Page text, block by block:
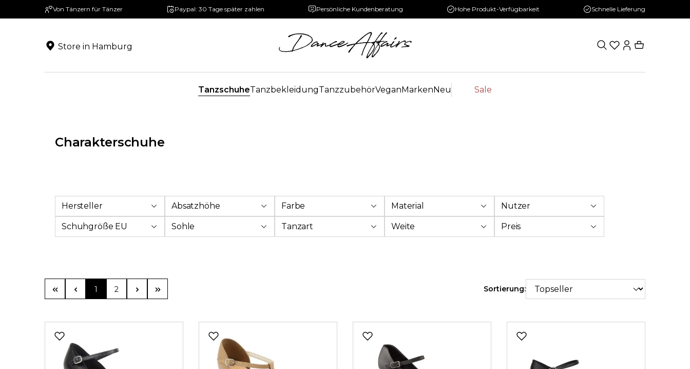
Zur Hauptnavigation springen
Von Tänzern für Tänzer Paypal: 30 Tage später zahlen Persönliche Kundenberatung Hohe Produkt-Verfügbarkeit Schnelle Lieferung
Store in Hamburg
TanzschuheTanzbekleidungTanzzubehörVeganMarkenNeu Sale
Charakterschuhe
Hersteller Absatzhöhe Farbe Material Nutzer
Schuhgröße EU Sohle Tanzart Weite Preis
Seite
1 Seite
2 Sortierung: